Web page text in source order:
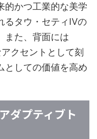
的かつ工業的な美学
るタウ・セティIVの
また、背面には
クセントとして刻
としての価値を高め
ダプティブト